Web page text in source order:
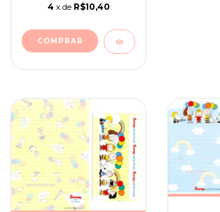
4 x de R$10,40